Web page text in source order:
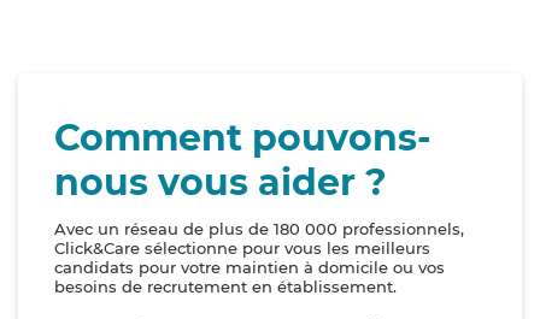
Comment pouvons-
nous vous aider ?
Avec un réseau de plus de 180 000 professionnels,
Click&Care sélectionne pour vous les meilleurs
candidats pour votre maintien à domicile ou vos
besoins de recrutement en établissement.